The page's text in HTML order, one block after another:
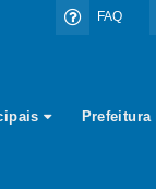
FAQ
Prefeitura